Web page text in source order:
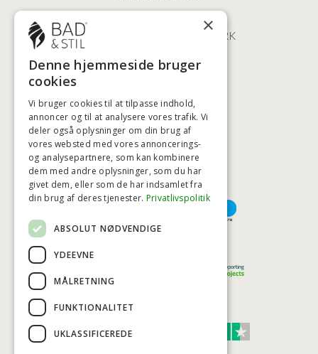
ØSTERBROGADE 202
2100 KØBENHAVN • DANMARK
+45 3920 5084
HØJESTE KREDITVÆRDIGHED
BETALINGSMULIGHEDER
TRUST SCORE 4,7
×
Denne hjemmeside bruger
cookies
Vi bruger cookies til at tilpasse indhold,
annoncer og til at analysere vores trafik. Vi
deler også oplysninger om din brug af
vores websted med vores annoncerings-
og analysepartnere, som kan kombinere
dem med andre oplysninger, som du har
givet dem, eller som de har indsamlet fra
din brug af deres tjenester. Privatlivspolitik
ABSOLUT NØDVENDIGE
YDEEVNE
MÅLRETNING
FUNKTIONALITET
UKLASSIFICEREDE